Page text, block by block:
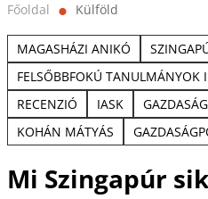
Főoldal ⬤ Külföld
MAGASHÁZI ANIKÓ
FELSŐBBFOKÚ TANULMÁNYOK
RECENZIÓ
IASK
KOHÁN MÁTYÁS
Mi Szingapúr